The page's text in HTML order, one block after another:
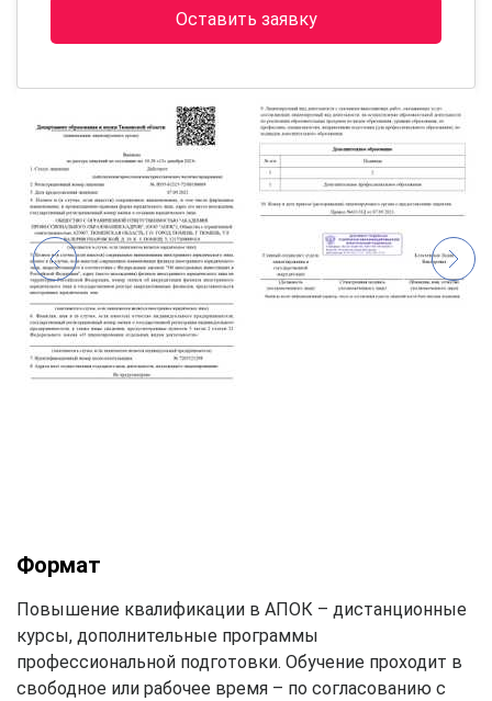
Оставить заявку
Формат
Повышение квалификации в АПОК – дистанционные
курсы, дополнительные программы
профессиональной подготовки. Обучение проходит в
свободное или рабочее время – по согласованию с